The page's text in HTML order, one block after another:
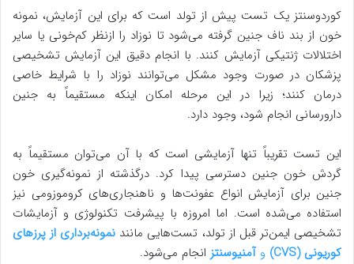
کوردوسنتز یک تست پیش از تولد است که برای این آزمایش، نمونه
خون از بند ناف جنین گرفته می‌شود تا نوزاد را ازنظر کم‌خونی یا سایر
اختلالات ژنتیکی آزمایش کنند. با انجام دقیق این آزمایش تشخیصی
پزشکان در صورت وجود مشکل می‌توانند نوزاد را با شرایط خاصی
درمان کنند؛ زیرا در این مرحله امکان اینکه مستقیماً به جنین
دارورسانی انجام شود، وجود دارد.
این تست تقریباً تنها آزمایشی است که با آن می‌توان مستقیماً به
گردش خون جنین دسترسی پیدا کرد. درگذشته از نمونه‌گیری خون
جنین برای آزمایش انواع عفونت‌ها و ناهنجاری‌های کروموزومی نیز
استفاده می‌شده است. اما امروزه با پیشرفت تکنولوژی و آزمایشات
تشخیصی ایمن‌تر قبل از تولد، تست‌هایی مانند نمونه‌برداری از پرزهای
کوریونی (CVS) وآمنیوسنتز انجام می‌شود.